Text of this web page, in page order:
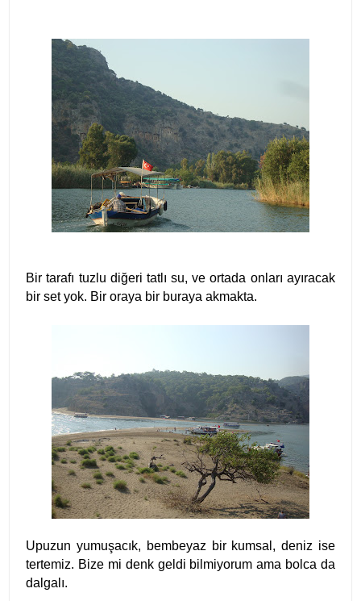
Bir tarafı tuzlu diğeri tatlı su, ve ortada onları ayıracak
bir set yok. Bir oraya bir buraya akmakta.
Upuzun yumuşacık, bembeyaz bir kumsal, deniz ise
tertemiz. Bize mi denk geldi bilmiyorum ama bolca da
dalgalı.